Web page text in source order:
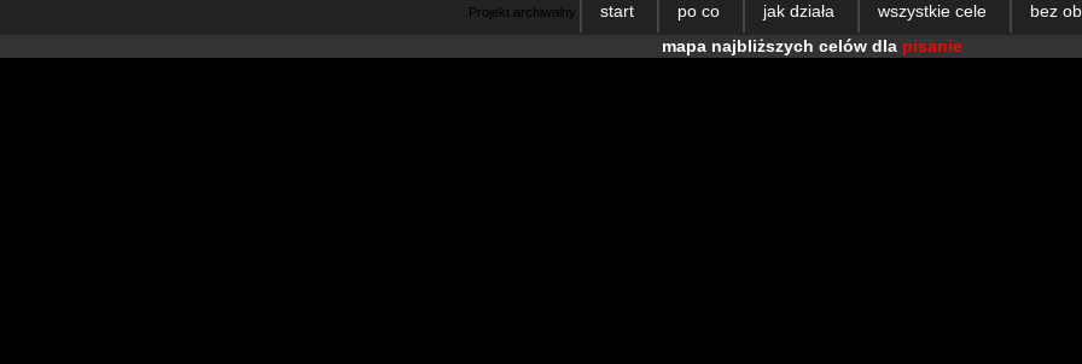
Projekt archiwalny start po co jak działa wszystkie cele
bez
mapa najbliższych celów dla pisanie